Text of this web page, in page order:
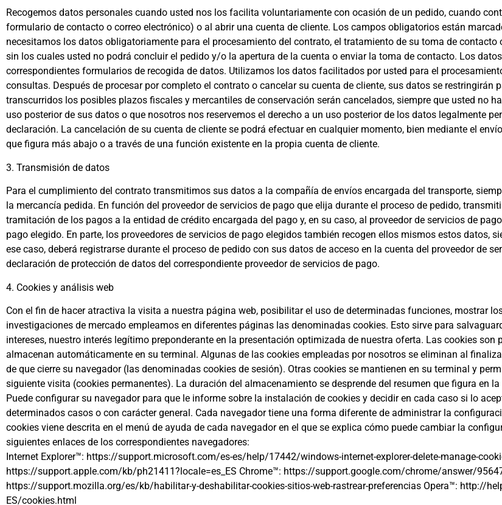
Recogemos datos personales cuando usted nos los facilita voluntariamente con ocasión de un pedido, cuando
formulario de contacto o correo electrónico) o al abrir una cuenta de cliente. Los campos obligatorios están
necesitamos los datos obligatoriamente para el procesamiento del contrato, el tratamiento de su toma de contacto
sin los cuales usted no podrá concluir el pedido y/o la apertura de la cuenta o enviar la toma de contacto. Los
correspondientes formularios de recogida de datos. Utilizamos los datos facilitados por usted para el
consultas. Después de procesar por completo el contrato o cancelar su cuenta de cliente, sus datos se restringirán
transcurridos los posibles plazos fiscales y mercantiles de conservación serán cancelados, siempre que usted no
uso posterior de sus datos o que nosotros nos reservemos el derecho a un uso posterior de los datos legalmente
declaración. La cancelación de su cuenta de cliente se podrá efectuar en cualquier momento, bien mediante el
que figura más abajo o a través de una función existente en la propia cuenta de cliente.
3. Transmisión de datos
Para el cumplimiento del contrato transmitimos sus datos a la compañía de envíos encargada del transporte,
la mercancía pedida. En función del proveedor de servicios de pago que elija durante el proceso de pedido,
tramitación de los pagos a la entidad de crédito encargada del pago y, en su caso, al proveedor de servicios de
pago elegido. En parte, los proveedores de servicios de pago elegidos también recogen ellos mismos estos datos,
ese caso, deberá registrarse durante el proceso de pedido con sus datos de acceso en la cuenta del proveedor de
declaración de protección de datos del correspondiente proveedor de servicios de pago.
4. Cookies y análisis web
Con el fin de hacer atractiva la visita a nuestra página web, posibilitar el uso de determinadas funciones, mostrar
investigaciones de mercado empleamos en diferentes páginas las denominadas cookies. Esto sirve para
intereses, nuestro interés legítimo preponderante en la presentación optimizada de nuestra oferta. Las cookies son
almacenan automáticamente en su terminal. Algunas de las cookies empleadas por nosotros se eliminan al
de que cierre su navegador (las denominadas cookies de sesión). Otras cookies se mantienen en su terminal y
siguiente visita (cookies permanentes). La duración del almacenamiento se desprende del resumen que figura en
Puede configurar su navegador para que le informe sobre la instalación de cookies y decidir en cada caso si lo
determinados casos o con carácter general. Cada navegador tiene una forma diferente de administrar la
cookies viene descrita en el menú de ayuda de cada navegador en el que se explica cómo puede cambiar la
siguientes enlaces de los correspondientes navegadores:
Internet Explorer™: https://support.microsoft.com/es-es/help/17442/windows-internet-explorer-delete-manage-
https://support.apple.com/kb/ph21411?locale=es_ES Chrome™: https://support.google.com/chrome/answer/
https://support.mozilla.org/es/kb/habilitar-y-deshabilitar-cookies-sitios-web-rastrear-preferencias Opera™: http://
ES/cookies.html